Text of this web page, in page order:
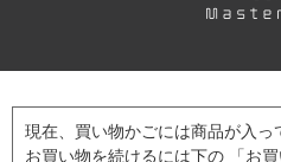
現在、買い物かごには商品が入っ
お買い物を続けるには下の 「お